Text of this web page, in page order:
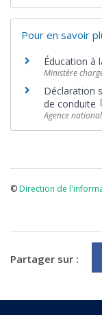
Pour en savoir
Éducation à
Ministère
Déclaration
de conduite
Agence
©Direction de
Partager sur :